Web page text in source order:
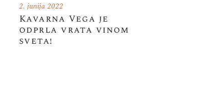
Kavarna Vega je
odprla vrata vinom
sveta!
2. junija 2022